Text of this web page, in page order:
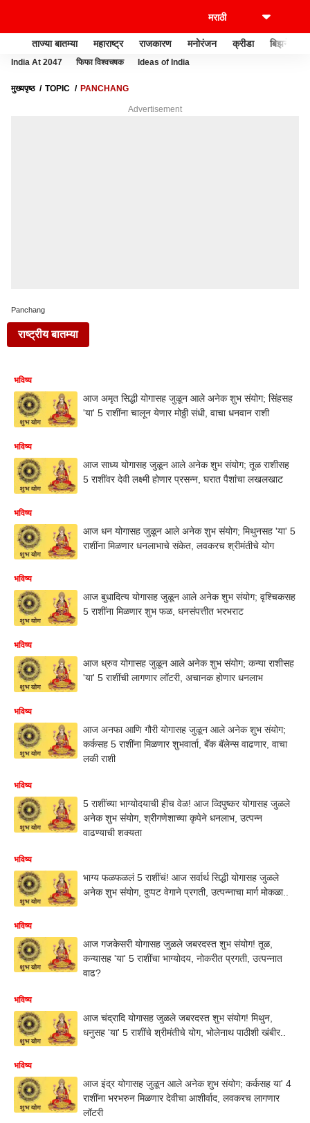
ताज्या बातम्या महाराष्ट्र राजकारण मनोरंजन क्रीडा बिझनेस
India At 2047 फिफा विश्वचषक Ideas of India
मुख्यपृष्ठ TOPIC PANCHANG
Advertisement
Panchang
राष्ट्रीय बातम्या
भविष्य
आज अमृत सिद्धी योगासह जुळून आले अनेक शुभ संयोग; सिंहसह
'या' 5 राशींना चालून येणार मोठ्ठी संधी, वाचा धनवान राशी
भविष्य
आज साध्य योगासह जुळून आले अनेक शुभ संयोग; तूळ राशीसह
5 राशींवर देवी लक्ष्मी होणार प्रसन्न, घरात पैशांचा लखलखाट
भविष्य
आज धन योगासह जुळून आले अनेक शुभ संयोग; मिथुनसह 'या' 5
राशींना मिळणार धनलाभाचे संकेत, लवकरच श्रीमंतीचे योग
भविष्य
आज बुधादित्य योगासह जुळून आले अनेक शुभ संयोग; वृश्चिकसह
5 राशींना मिळणार शुभ फळ, धनसंपत्तीत भरभराट
भविष्य
आज ध्रुव योगासह जुळून आले अनेक शुभ संयोग; कन्या राशीसह
'या' 5 राशींची लागणार लॉटरी, अचानक होणार धनलाभ
भविष्य
आज अनफा आणि गौरी योगासह जुळून आले अनेक शुभ संयोग;
कर्कसह 5 राशींना मिळणार शुभवार्ता, बॅंक बॅलेन्स वाढणार, वाचा
लकी राशी
भविष्य
5 राशींच्या भाग्योदयाची हीच वेळ! आज व्दिपुष्कर योगासह जुळले
अनेक शुभ संयोग, श्रीगणेशाच्या कृपेने धनलाभ, उत्पन्न
वाढण्याची शक्यता
भविष्य
भाग्य फळफळलं 5 राशींचं! आज सर्वार्थ सिद्धी योगासह जुळले
अनेक शुभ संयोग, दुप्पट वेगाने प्रगती, उत्पन्नाचा मार्ग मोकळा..
भविष्य
आज गजकेसरी योगासह जुळले जबरदस्त शुभ संयोग! तूळ,
कन्यासह 'या' 5 राशींचा भाग्योदय, नोकरीत प्रगती, उत्पन्नात
वाढ?
भविष्य
आज चंद्रादि योगासह जुळले जबरदस्त शुभ संयोग! मिथुन,
धनुसह 'या' 5 राशींचे श्रीमंतीचे योग, भोलेनाथ पाठीशी खंबीर..
भविष्य
आज इंद्र योगासह जुळून आले अनेक शुभ संयोग; कर्कसह या' 4
राशींना भरभरुन मिळणार देवीचा आशीर्वाद, लवकरच लागणार
लॉटरी